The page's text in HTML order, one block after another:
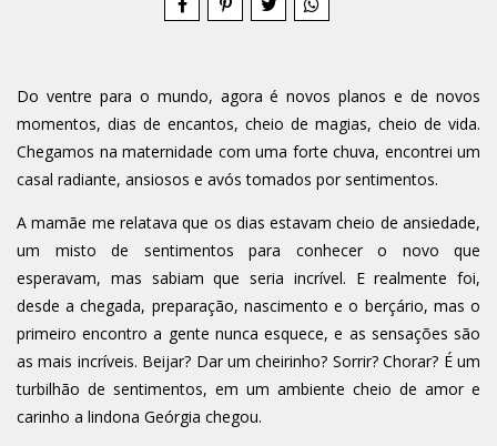
Do ventre para o mundo, agora é novos planos e de novos
momentos, dias de encantos, cheio de magias, cheio de vida.
Chegamos na maternidade com uma forte chuva, encontrei um
casal radiante, ansiosos e avós tomados por sentimentos.
A mamãe me relatava que os dias estavam cheio de ansiedade,
um misto de sentimentos para conhecer o novo que
esperavam, mas sabiam que seria incrível. E realmente foi,
desde a chegada, preparação, nascimento e o berçário, mas o
primeiro encontro a gente nunca esquece, e as sensações são
as mais incríveis. Beijar? Dar um cheirinho? Sorrir? Chorar? É um
turbilhão de sentimentos, em um ambiente cheio de amor e
carinho a lindona Geórgia chegou.